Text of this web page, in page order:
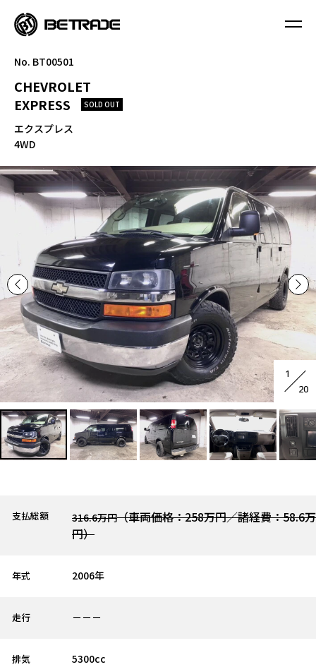
No. BT00501
CHEVROLET
EXPRESS
SOLD OUT
エクスプレス
4WD
1
20
支払総額 316.6万円（車両価格：258万円／諸経費：58.6万
円）
年式 2006年
走行 －－－
排気 5300cc